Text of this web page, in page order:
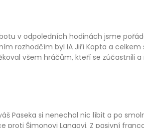
v odpoledních hodinách jsme
rozhodčím byl IA Jiří Kopta a
všem hráčům, kteří se zúčastnili
Paseka si nenechal nic líbit a po
proti Šimonovi Langovi. Z pasivní